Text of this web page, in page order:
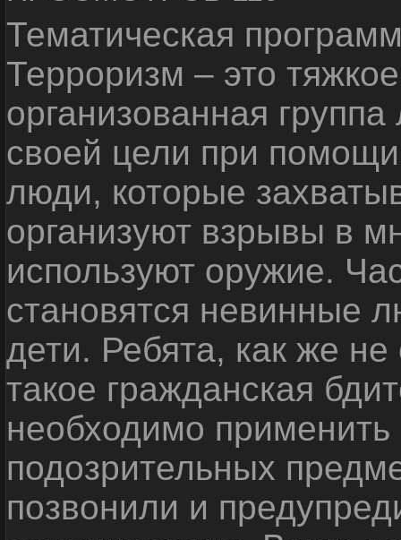
Тематическая
Терроризм – это
организованная
своей цели при
люди, которые
организуют взрывы в
используют оружие.
становятся невинные
дети. Ребята, как же не
такое гражданская
необходимо
подозрительных
позвонили и